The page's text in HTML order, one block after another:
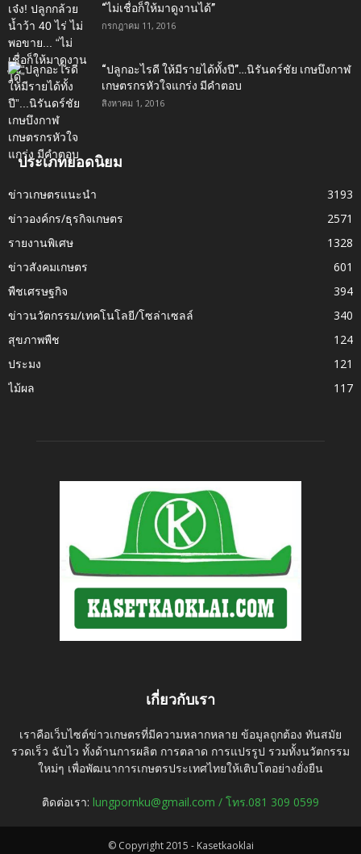
“ไม่เชื่อก็ให้มาดูงานได้”‬
กรกฎาคม 11, 2016
“ปลูกอะไรดี ให้มีรายได้ทั้งปี”…นิรันดร์ชัย เกษบึงกาฬ
เกษตรกรหัวใจแกร่ง มีคำตอบ
สิงหาคม 1, 2016
ประเภทยอดนิยม
ข่าวเกษตรแนะนำ
3193
ข่าวองค์กร/ธุรกิจเกษตร
2571
รายงานพิเศษ
1328
ข่าวสังคมเกษตร
601
พืชเศรษฐกิจ
394
ข่าวนวัตกรรม/เทคโนโลยี/โซล่าเซลล์
340
สุขภาพพืช
124
ประมง
121
ไม้ผล
117
เกี่ยวกับเรา
เราคือเว็บไซต์ข่าวเกษตรที่มีความหลากหลาย ข้อมูลถูกต้อง ทันสมัย
รวดเร็ว ฉับไว ทั้งด้านการผลิต การตลาด การแปรรูป รวมทั้งนวัตกรรม
ใหม่ๆ เพื่อพัฒนาการเกษตรประเทศไทยให้เติบโตอย่างยั่งยืน
ติดต่อเรา: lungpornku@gmail.com / โทร.081 309 0599
© Copyright 2015 - Kasetkaoklai